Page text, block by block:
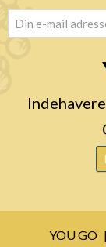
email (Påkrævet)
YOU GO